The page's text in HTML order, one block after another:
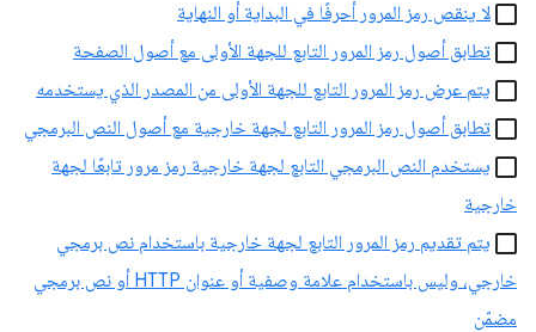
لا ينقص رمز المرور أحرفًا في البداية أو النهاية
تطابق أصول رمز المرور التابع للجهة الأولى مع أصول الصفحة
يتم عرض رمز المرور التابع للجهة الأولى من المصدر الذي يستخدمه
تطابق أصول رمز المرور التابع لجهة خارجية مع أصول النص البرمجي
يستخدم النص البرمجي التابع لجهة خارجية رمز مرور تابعًا لجهة
خارجية
يتم تقديم رمز المرور التابع لجهة خارجية باستخدام نص برمجي
خارجي، وليس باستخدام علامة وصفية أو عنوان HTTP أو نص برمجي
مضمّن